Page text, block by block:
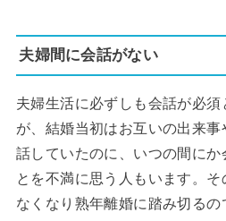
夫婦間に会話がない
夫婦生活に必ずしも会話が必
が、結婚当初はお互いの出来事
話していたのに、いつの間にか
とを不満に思う人もいます。
なくなり熟年離婚に踏み切るの